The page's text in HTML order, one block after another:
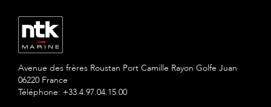
Avenue des frères Roustan Port Camille Rayon Golfe Juan
06220 France
Téléphone: +33.4.97.04.15.00